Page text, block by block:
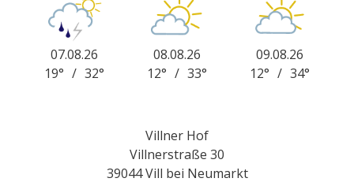
07.08.26
19° / 32°
08.08.26
12° / 33°
09.08.26
12° / 34°
Villner Hof
Villnerstraße 30
39044 Vill bei Neumarkt